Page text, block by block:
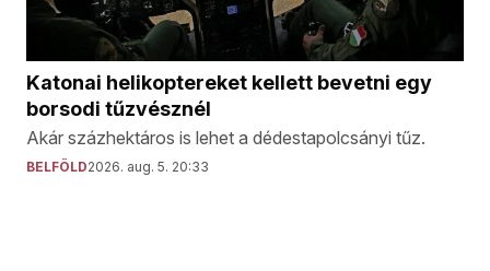
Katonai helikoptereket kellett bevetni egy
borsodi tűzvésznél
Akár százhektáros is lehet a dédestapolcsányi tűz.
BELFÖLD2026. aug. 5. 20:33